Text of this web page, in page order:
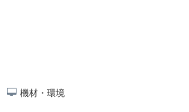
機材・環境